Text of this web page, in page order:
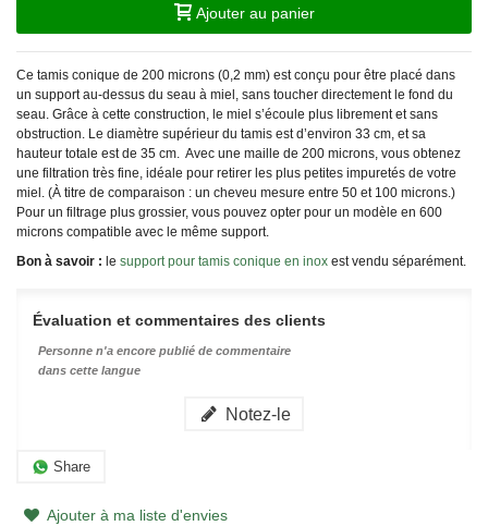
Ajouter au panier
Ce tamis conique de 200 microns (0,2 mm) est conçu pour être placé dans
un support au-dessus du seau à miel, sans toucher directement le fond du
seau. Grâce à cette construction, le miel s’écoule plus librement et sans
obstruction. Le diamètre supérieur du tamis est d’environ 33 cm, et sa
hauteur totale est de 35 cm. Avec une maille de 200 microns, vous obtenez
une filtration très fine, idéale pour retirer les plus petites impuretés de votre
miel. (À titre de comparaison : un cheveu mesure entre 50 et 100 microns.)
Pour un filtrage plus grossier, vous pouvez opter pour un modèle en 600
microns compatible avec le même support.
Bon à savoir : le support pour tamis conique en inox est vendu séparément.
Évaluation et commentaires des clients
Personne n'a encore publié de commentaire
dans cette langue
Notez-le
Share
Ajouter à ma liste d'envies